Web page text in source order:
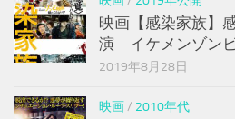
映画【感染家族】
演 イケメンゾン
2019年8月28日
映画/ 2010年代